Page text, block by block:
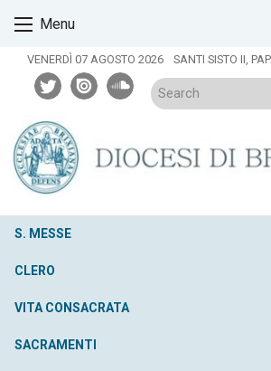
content
Menu
VENERDÌ 07 AGOSTO 2026 SANTI SISTO II,
twitterissuusoundcloud
S. MESSE
CLERO
VITA CONSACRATA
SACRAMENTI